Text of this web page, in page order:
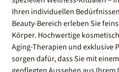
Ihren individuellen
Beauty-Bereich erleben Sie
Körper. Hochwertige
Aging-Therapien und exklusive
sorgen dafür, dass Sie mit